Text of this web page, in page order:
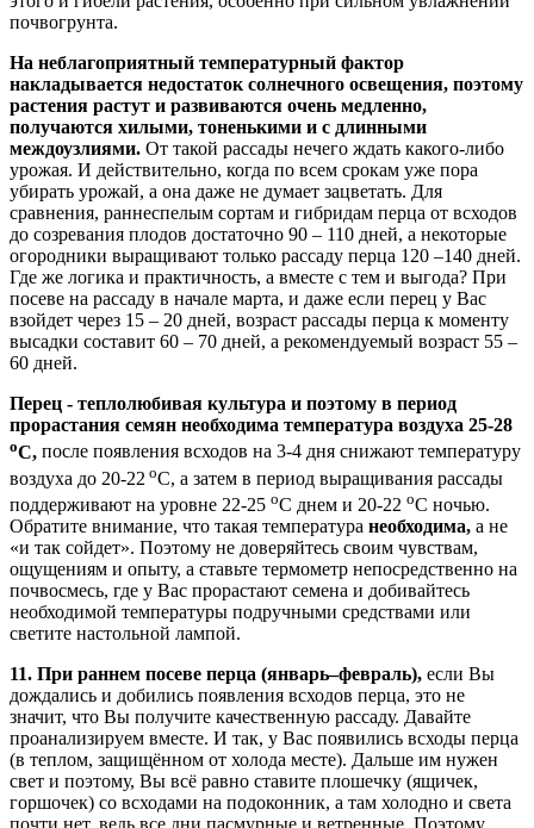
почвогрунта.
На неблагоприятный температурный фактор
накладывается недостаток солнечного освещения, поэтому
растения растут и развиваются очень медленно,
получаются хилыми, тоненькими и с длинными
междоузлиями. От такой рассады нечего ждать какого-либо
урожая. И действительно, когда по всем срокам уже пора
убирать урожай, а она даже не думает зацветать. Для
сравнения, раннеспелым сортам и гибридам перца от всходов
до созревания плодов достаточно 90 – 110 дней, а некоторые
огородники выращивают только рассаду перца 120 –140 дней.
Где же логика и практичность, а вместе с тем и выгода? При
посеве на рассаду в начале марта, и даже если перец у Вас
взойдет через 15 – 20 дней, возраст рассады перца к моменту
высадки составит 60 – 70 дней, а рекомендуемый возраст 55 –
60 дней.
Перец - теплолюбивая культура и поэтому в период
прорастания семян необходима температура воздуха 25-28
оС, после появления всходов на 3-4 дня снижают температуру
воздуха до 20-22 оС, а затем в период выращивания рассады
поддерживают на уровне 22-25 оС днем и 20-22 оС ночью.
Обратите внимание, что такая температура необходима, а не
«и так сойдет». Поэтому не доверяйтесь своим чувствам,
ощущениям и опыту, а ставьте термометр непосредственно на
почвосмесь, где у Вас прорастают семена и добивайтесь
необходимой температуры подручными средствами или
светите настольной лампой.
11. При раннем посеве перца (январь–февраль), если Вы
дождались и добились появления всходов перца, это не
значит, что Вы получите качественную рассаду. Давайте
проанализируем вместе. И так, у Вас появились всходы перца
(в теплом, защищённом от холода месте). Дальше им нужен
свет и поэтому, Вы всё равно ставите плошечку (ящичек,
горшочек) со всходами на подоконник, а там холодно и света